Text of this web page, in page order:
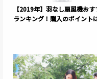
【2019年】羽なし扇風機おす
ランキング！購入のポイント